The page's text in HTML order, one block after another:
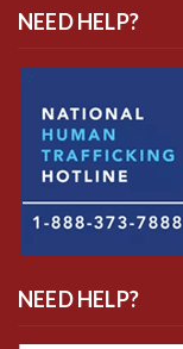
NEED HELP?
NEED HELP?